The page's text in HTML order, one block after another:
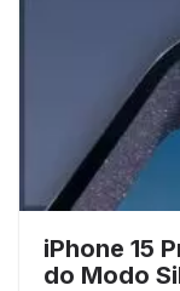
iPhone 15
do Modo